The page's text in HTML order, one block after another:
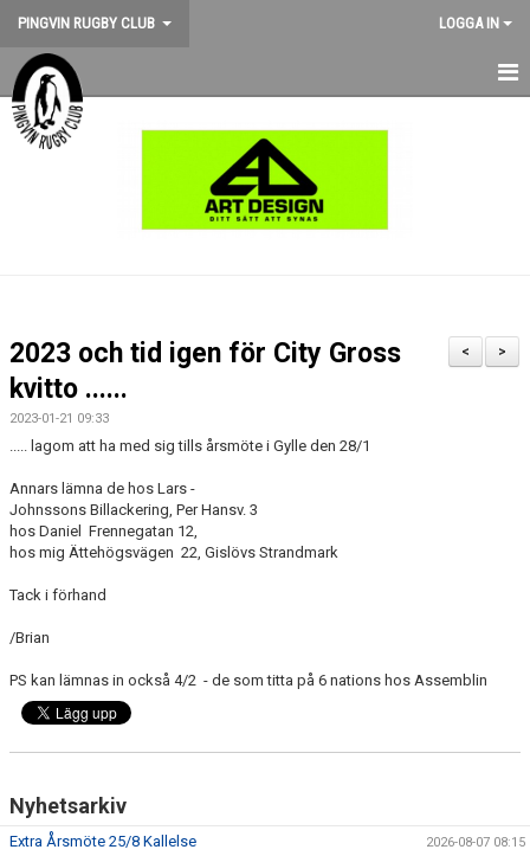
PINGVIN RUGBY CLUB LOGGA IN
HEM
BILDGALLERI
MATCHER
ÖVRIGT
ENGLISH
WEBSHOP
ANTIDOPING
>
<
2023 och tid igen för City Gross
kvitto ......
2023-01-21 09:33
..... lagom att ha med sig tills årsmöte i Gylle den 28/1
Annars lämna de hos Lars -
Johnssons Billackering, Per Hansv. 3
hos Daniel Frennegatan 12,
hos mig Ättehögsvägen 22, Gislövs Strandmark
Tack i förhand
/Brian
PS kan lämnas in också 4/2 - de som titta på 6 nations hos Assemblin
Nyhetsarkiv
Extra Årsmöte 25/8 Kallelse 2026-08-07 08:15